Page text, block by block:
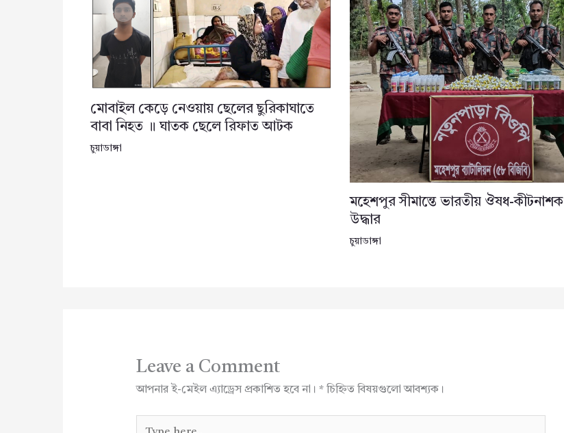
মোবাইল কেড়ে নেওয়ায় ছেলের ছুরিকাঘাতে
বাবা নিহত ॥ ঘাতক ছেলে রিফাত আটক
চুয়াডাঙ্গা
মহেশপুর সীমান্তে ভারতীয় ঔষধ-কীটনাশক
উদ্ধার
চুয়াডাঙ্গা
Leave a Comment
আপনার ই-মেইল এ্যাড্রেস প্রকাশিত হবে না। *চিহ্নিত বিষয়গুলো আবশ্যক।